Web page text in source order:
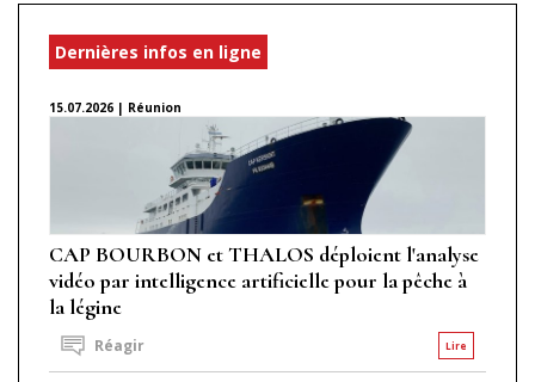
Dernières infos en ligne
15.07.2026 | Réunion
CAP BOURBON et THALOS déploient l'analyse
vidéo par intelligence artificielle pour la pêche à
la légine
Lire
Réagir